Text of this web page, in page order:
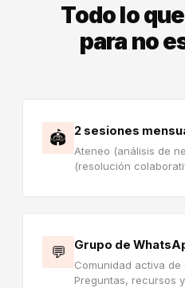
Todo lo
para no
🏟️ 2 sesiones
Ateneo (análisis de
(resolución
💬 Grupo de
Comunidad activa de
Preguntas, recursos